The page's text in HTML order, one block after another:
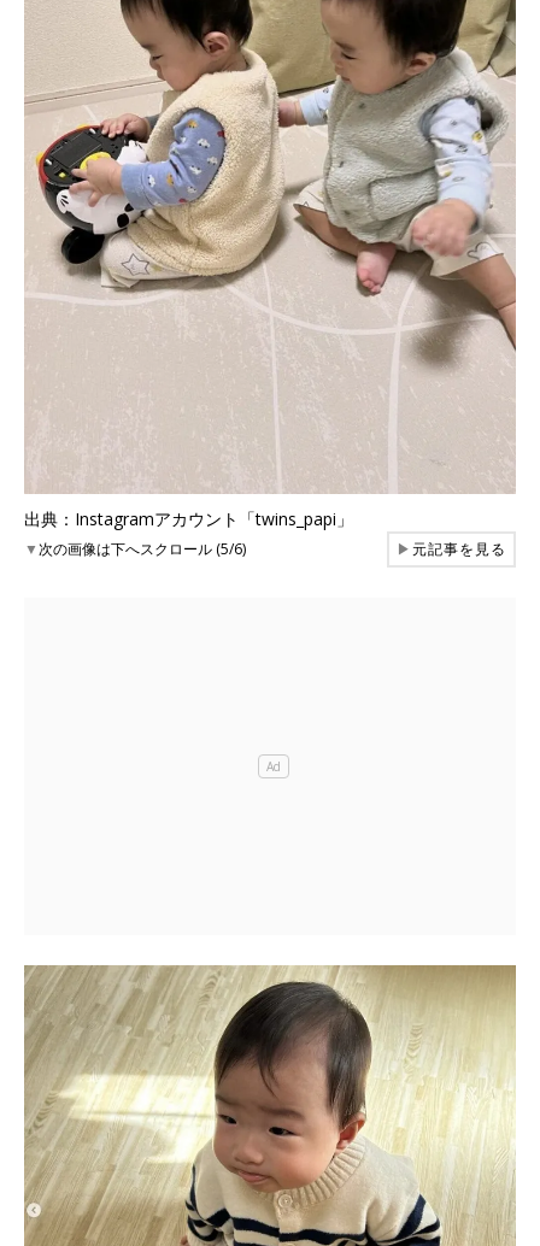
出典：Instagramアカウント「twins_papi」
▼次の画像は下へスクロール (5/6) ▶元記事を見る